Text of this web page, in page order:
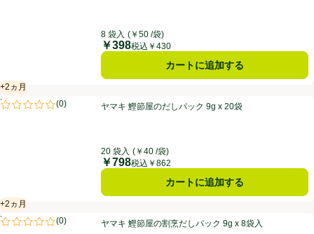
8 袋入 (￥50 /袋)
価格
￥398税込￥430
カートに追加する
PR
PR
ヤマキ 鰹節屋のだしパック 9g x 20袋
+2ヵ月
賞味・消費期限保証：2ヵ月
(0)
評価は0件のレビューで5点中0.0点。ヤマキ 鰹節屋のだしパック 9g x 20袋
20 袋入 (￥40 /袋)
価格
￥798税込￥862
カートに追加する
PR
PR
ヤマキ 鰹節屋の割烹だしパック 9g x 8袋入
+2ヵ月
賞味・消費期限保証：2ヵ月
(0)
評価は0件のレビューで5点中0.0点。ヤマキ 鰹節屋の割烹だしパック 9g x 8袋入